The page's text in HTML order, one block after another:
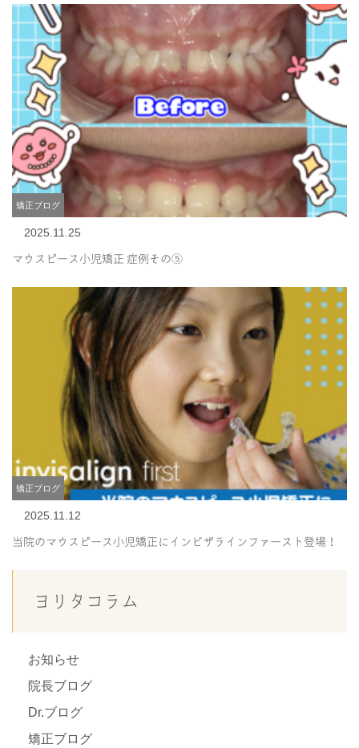
矯正ブログ
2025.11.25
マウスピース小児矯正 症例その⑤
矯正ブログ
2025.11.12
当院のマウスピース小児矯正にインビザラインファースト登場！
ヨリタコラム
お知らせ
院長ブログ
Dr.ブログ
矯正ブログ